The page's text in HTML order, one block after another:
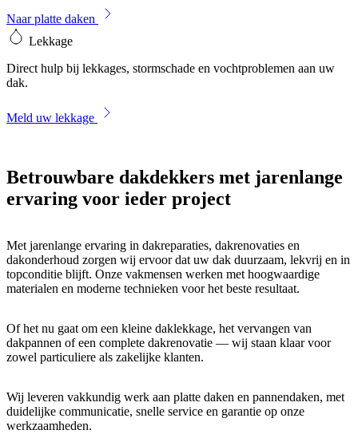
Naar platte daken
Lekkage
Direct hulp bij lekkages, stormschade en vochtproblemen aan uw
dak.
Meld uw lekkage
Betrouwbare dakdekkers met jarenlange
ervaring voor ieder project
Met jarenlange ervaring in dakreparaties, dakrenovaties en
dakonderhoud zorgen wij ervoor dat uw dak duurzaam, lekvrij en in
topconditie blijft. Onze vakmensen werken met hoogwaardige
materialen en moderne technieken voor het beste resultaat.
Of het nu gaat om een kleine daklekkage, het vervangen van
dakpannen of een complete dakrenovatie — wij staan klaar voor
zowel particuliere als zakelijke klanten.
Wij leveren vakkundig werk aan platte daken en pannendaken, met
duidelijke communicatie, snelle service en garantie op onze
werkzaamheden.